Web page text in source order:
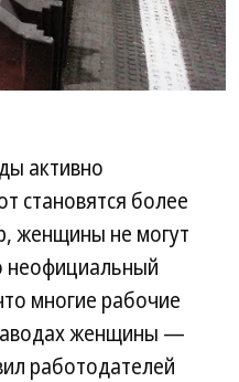
активно
становятся более
женщины не могут
неофициальный
многие рабочие
женщины —
работодателей